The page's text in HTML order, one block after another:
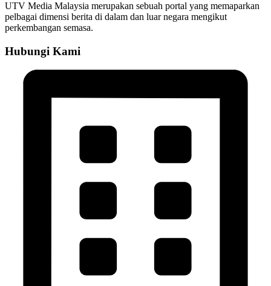
UTV Media Malaysia merupakan sebuah portal yang memaparkan
pelbagai dimensi berita di dalam dan luar negara mengikut
perkembangan semasa.
Hubungi Kami